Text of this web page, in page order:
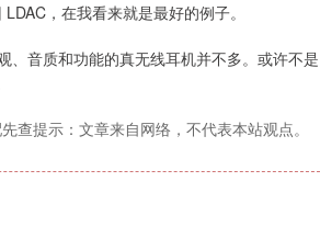
，在我看来就是最好的例子。
音质和功能的真无线耳机并不多。或许不是
查提示：文章来自网络，不代表本站观点。